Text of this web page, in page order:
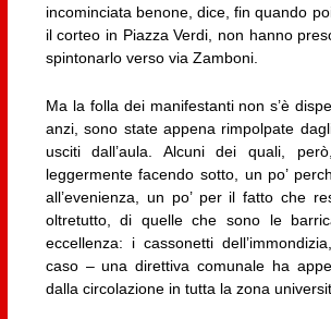
incominciata benone, dice, fin quando
il corteo in Piazza Verdi, non hanno
spintonarlo verso via Zamboni.
Ma la folla dei manifestanti non s’è
anzi, sono state appena rimpolpate
usciti dall’aula. Alcuni dei quali,
leggermente facendo sotto, un po’
all’evenienza, un po’ per il fatto che
oltretutto, di quelle che sono le
eccellenza: i cassonetti
caso – una direttiva comunale ha
dalla circolazione in tutta la zona